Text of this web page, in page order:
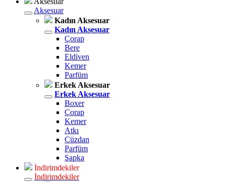
Aksesuar
Kadın Aksesuar
Kadın Aksesuar
Çorap
Bere
Eldiven
Kemer
Parfüm
Erkek Aksesuar
Erkek Aksesuar
Boxer
Çorap
Kemer
Atkı
Cüzdan
Parfüm
Şapka
İndirimdekiler
İndirimdekiler